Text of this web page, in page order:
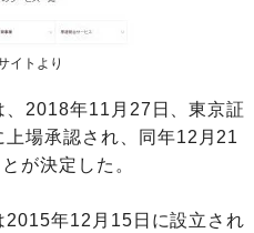
イトより
2018年11月27日、東京証
場承認され、同年12月21
が決定した。
年12月15日に設立され